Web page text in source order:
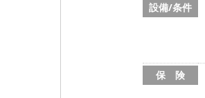
設備/条件
保 険